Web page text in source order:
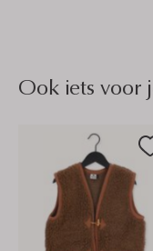
Ook iets voor